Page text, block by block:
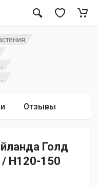
Отзывы
Голд
H120-150